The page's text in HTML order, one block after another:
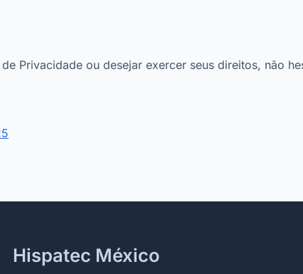
Privacidade ou desejar exercer seus direitos, não
Hispatec México